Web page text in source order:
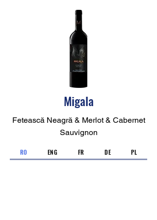
Migala
Fetească Neagră & Merlot & Cabernet
Sauvignon
RO ENG FR DE PL